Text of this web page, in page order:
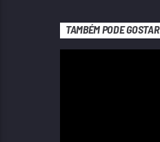
TAMBÉM PODE GOSTAR